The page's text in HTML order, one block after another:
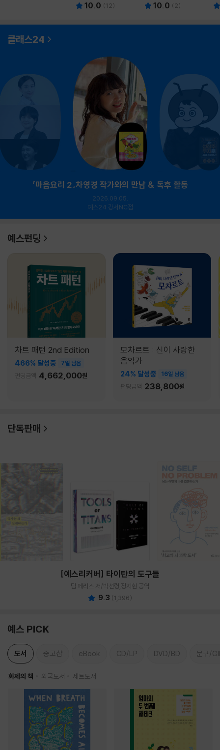
10.0 (12) 10.0 ( 2)
클래스24
『마음요리 2』차영경 작가와의 만남 & 독후 활동
2026.09.05.
예스24 강서NC점
예스펀딩
차트 패턴 2nd Edition
466% 달성중 7일 남음
펀딩금액 4,662,000원
모차르트 : 신이 사랑한
음악가
24% 달성중 16일 남음
펀딩금액 238,800원
단독판매
[예스리커버] 타이탄의 도구들
팀 페리스 저/박선령,정지현 공역
9.3 (1,396)
예스 PICK
도서 중고샵 eBook CD/LP DVD/BD 문구/
화제의 책 외국도서 세트도서